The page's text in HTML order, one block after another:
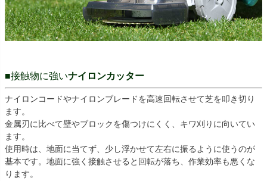
■接触物に強いナイロンカッター
ナイロンコードやナイロンブレードを高速回転させて芝を叩き切り
ます。
金属刃に比べて壁やブロックを傷つけにくく、キワ刈りに向いてい
ます。
使用時は、地面に当てず、少し浮かせて左右に振るように使うのが
基本です。地面に強く接触させると回転が落ち、作業効率も悪くな
ります。